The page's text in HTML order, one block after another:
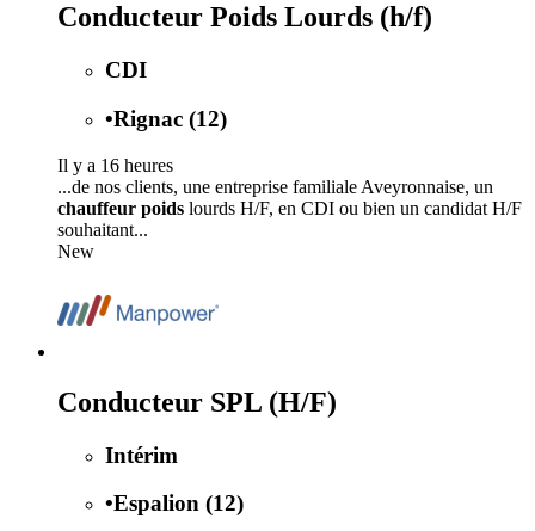
Conducteur Poids Lourds (h/f)
CDI
•Rignac (12)
Il y a 16 heures
...de nos clients, une entreprise familiale Aveyronnaise, un
chauffeur poids lourds H/F, en CDI ou bien un candidat H/F
souhaitant...
New
Conducteur SPL (H/F)
Intérim
•Espalion (12)